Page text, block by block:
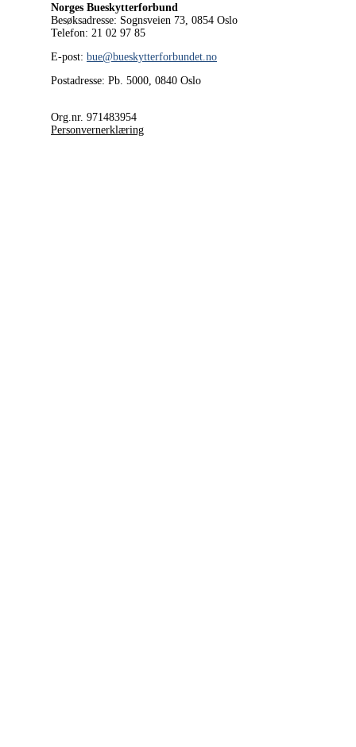
Norges Bueskytterforbund
Besøksadresse: Sognsveien 73, 0854 Oslo
Telefon: 21 02 97 85
E-post: bue@bueskytterforbundet.no
Postadresse: Pb. 5000, 0840 Oslo
Org.nr. 971483954
Personvernerklæring